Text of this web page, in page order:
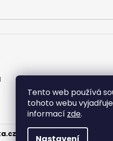
Tento web používá
tohoto webu
informací zde.
. Všechna práva vyhrazena.